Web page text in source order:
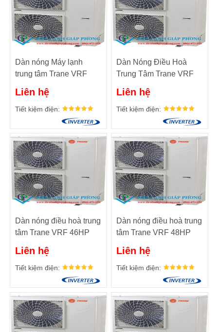
Dàn nóng Máy lạnh
trung tâm Trane VRF
Liên hệ
Tiết kiệm điện:
Dàn Nóng Điều Hoà
Trung Tâm Trane VRF
Liên hệ
Tiết kiệm điện:
Dàn nóng điều hoà trung
tâm Trane VRF 46HP
Liên hệ
Tiết kiệm điện:
Dàn nóng điều hoà trung
tâm Trane VRF 48HP
Liên hệ
Tiết kiệm điện: